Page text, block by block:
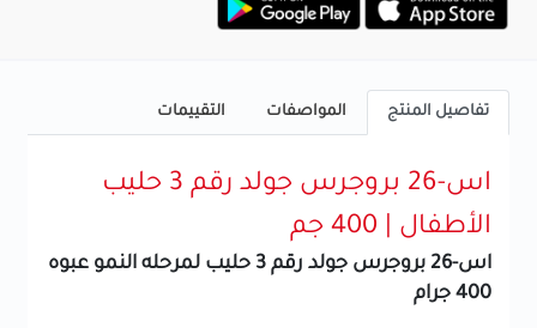
تفاصيل المنتج المواصفات التقييمات
اس-26 بروجرس جولد رقم 3 حليب
الأطفال | 400 جم
اس-26 بروجرس جولد رقم 3 حليب لمرحله النمو عبوه
400 جرام